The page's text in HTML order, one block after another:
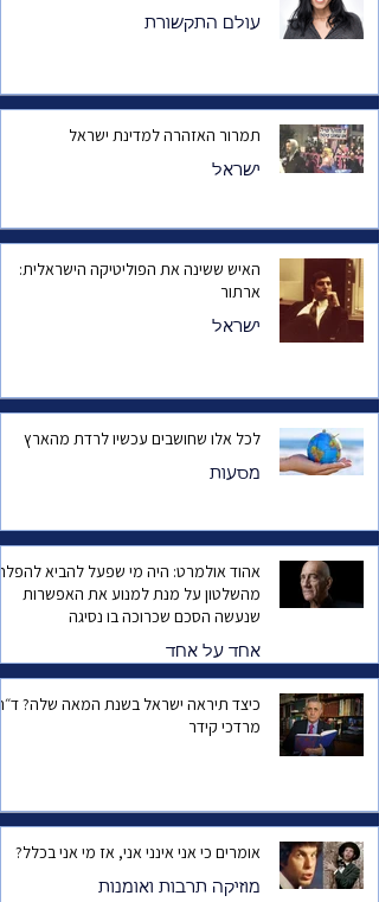
עולם התקשורת
תמרור האזהרה למדינת ישראל
ישראל
האיש ששינה את הפוליטיקה הישראלית:
ארתור
ישראל
לכל אלו שחושבים עכשיו לרדת מהארץ
מסעות
אהוד אולמרט: היה מי שפעל להביא
מהשלטון על מנת למנוע את האפשרות
שנעשה הסכם שכרוכה בו נסיגה
אחד על אחד
כיצד תיראה ישראל בשנת המאה
מרדכי קידר
אומרים כי אני אינני אני, אז מי אני בכלל?
מוזיקה תרבות ואומנות